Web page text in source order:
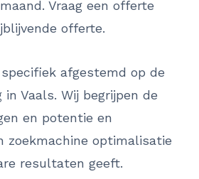
Vraag een offerte
offerte.
afgestemd op de
in Vaals. Wij begrijpen de
en potentie en
zoekmachine optimalisatie
resultaten geeft.